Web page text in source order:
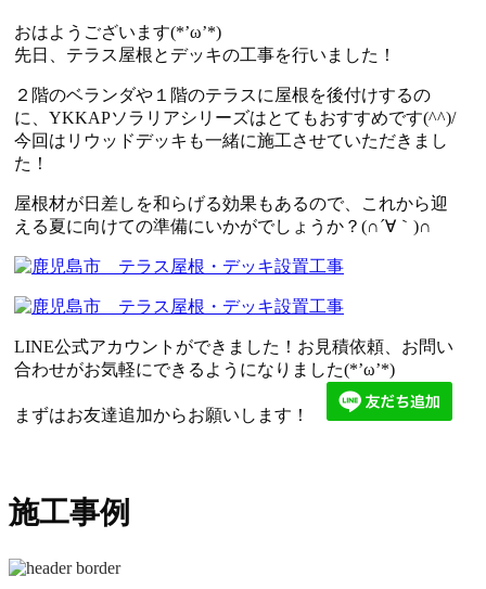
おはようございます(*’ω’*)
先日、テラス屋根とデッキの工事を行いました！
２階のベランダや１階のテラスに屋根を後付けするの
に、YKKAPソラリアシリーズはとてもおすすめです(^^)/
今回はリウッドデッキも一緒に施工させていただきまし
た！
屋根材が日差しを和らげる効果もあるので、これから迎
える夏に向けての準備にいかがでしょうか？(∩´∀｀)∩
LINE公式アカウントができました！お見積依頼、お問い
合わせがお気軽にできるようになりました(*’ω’*)
まずはお友達追加からお願いします！
施工事例